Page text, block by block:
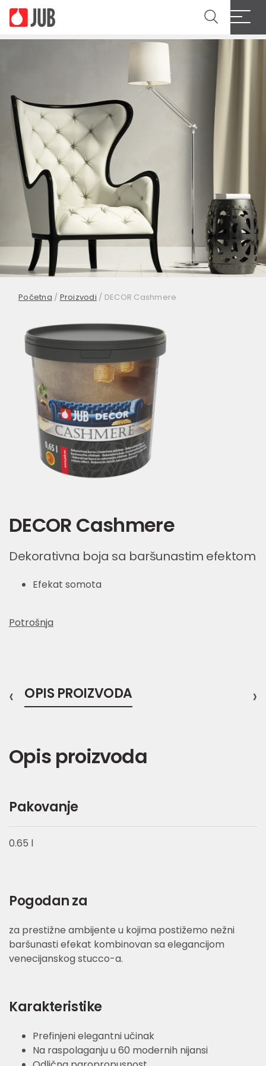
Početna / Proizvodi / DECOR Cashmere
DECOR Cashmere
Dekorativna boja sa baršunastim efektom
Efekat somota
Potrošnja
OPIS PROIZVODA
‹ ›
Opis proizvoda
Pakovanje
0.65 l
Pogodan za
za prestižne ambijente u kojima postižemo nežni
baršunasti efekat kombinovan sa elegancijom
venecijanskog stucco-a.
Karakteristike
Prefinjeni elegantni učinak
Na raspolaganju u 60 modernih nijansi